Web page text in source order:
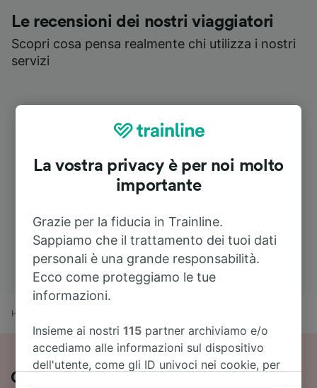
Le recensioni dei nostri viaggiatori
Scopri cosa pensa realmente chi utilizza i nostri
servizi
Home
Guida al viaggio in treno da Pescara a
La vostra privacy è per noi molto
importante
Grazie per la fiducia in Trainline.
Sappiamo che il trattamento dei tuoi dati
personali è una grande responsabilità.
Ecco come proteggiamo le tue
informazioni.
Insieme ai nostri115 partner archiviamo e/o
accediamo alle informazioni sul dispositivo
dell'utente, come gli ID univoci nei cookie, per